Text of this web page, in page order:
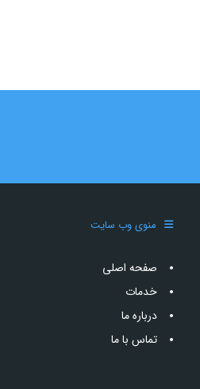
منوی وب سایت
صفحه اصلی
خدمات
درباره ما
تماس با ما